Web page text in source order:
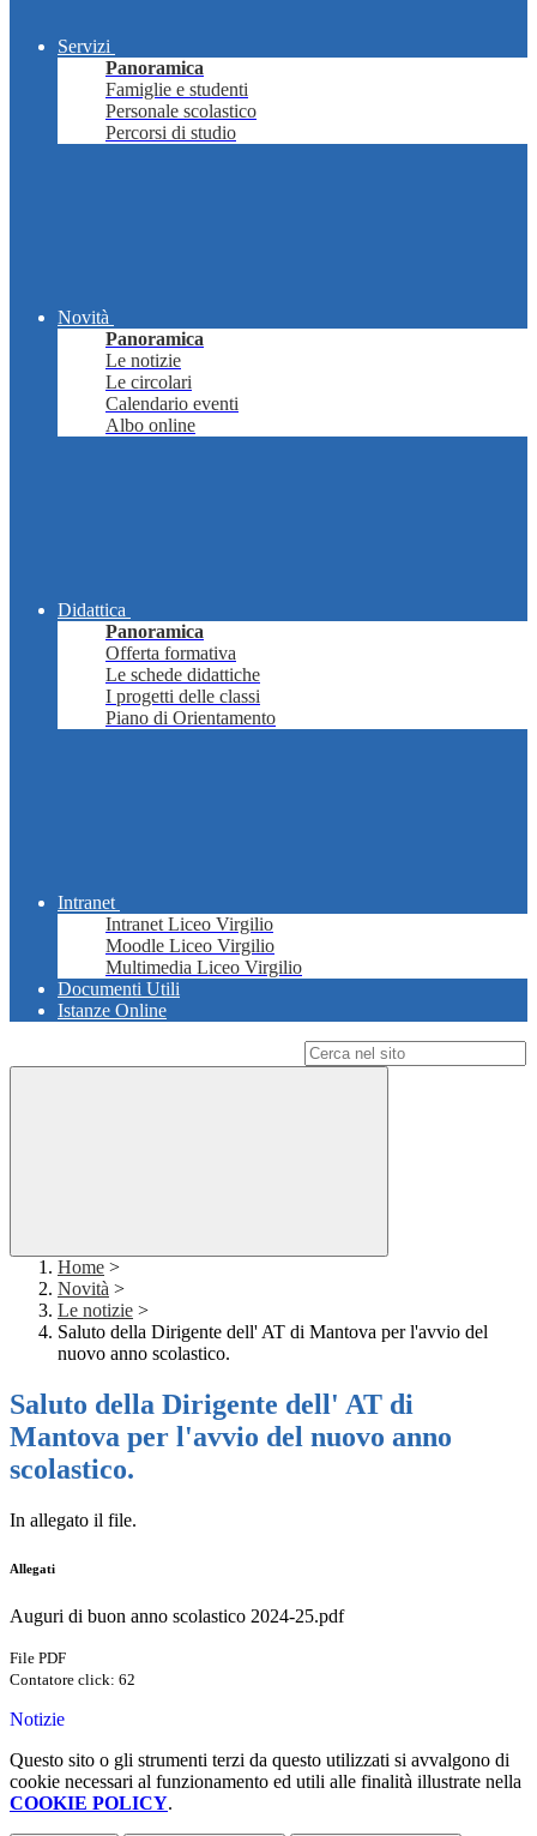
Servizi
Panoramica
Famiglie e studenti
Personale scolastico
Percorsi di studio
Novità
Panoramica
Le notizie
Le circolari
Calendario eventi
Albo online
Didattica
Panoramica
Offerta formativa
Le schede didattiche
I progetti delle classi
Piano di Orientamento
Intranet
Intranet Liceo Virgilio
Moodle Liceo Virgilio
Multimedia Liceo Virgilio
Documenti Utili
Istanze Online
Home >
Novità >
Le notizie >
Saluto della Dirigente dell' AT di Mantova per l'avvio del
nuovo anno scolastico.
Saluto della Dirigente dell' AT di
Mantova per l'avvio del nuovo anno
scolastico.
In allegato il file.
Allegati
Auguri di buon anno scolastico 2024-25.pdf
File PDF
Contatore click: 62
Notizie
Questo sito o gli strumenti terzi da questo utilizzati si avvalgono di
cookie necessari al funzionamento ed utili alle finalità illustrate nella
COOKIE POLICY.